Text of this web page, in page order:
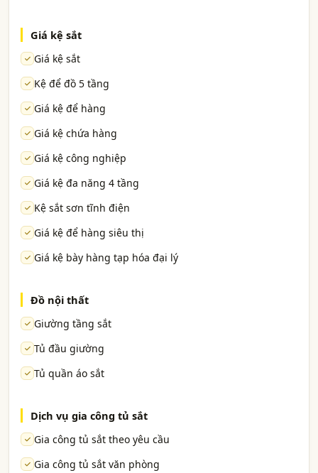
Giá kệ sắt
Giá kệ sắt
Kệ để đồ 5 tầng
Giá kệ để hàng
Giá kệ chứa hàng
Giá kệ công nghiệp
Giá kệ đa năng 4 tầng
Kệ sắt sơn tĩnh điện
Giá kệ để hàng siêu thị
Giá kệ bày hàng tạp hóa đại lý
Đồ nội thất
Giường tầng sắt
Tủ đầu giường
Tủ quần áo sắt
Dịch vụ gia công tủ sắt
Gia công tủ sắt theo yêu cầu
Gia công tủ sắt văn phòng